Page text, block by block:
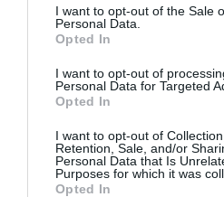
I want to opt-out of the Sale
Personal Data.
Opted In
I want to opt-out of
Personal Data for Targeted
Opted In
I want to opt-out of
Retention, Sale, and/or
Personal Data that Is
Purposes for which it was
Opted In
Newsletter
Κάθε βδομάδα στο e-mail σας
την Τέχνη και τον Πολιτισμό!